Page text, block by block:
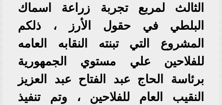
الثالث لمربع تجربة زراعة اسماك
البلطي في حقول الأرز ، ذلكم
المشروع التي تبنته النقابه العامه
للفلاحين علي مستوي الجمهورية
برئاسة الحاج عبد الفتاح عبد العزيز
النقيب العام للفلاحين ، وتم تنفيذ